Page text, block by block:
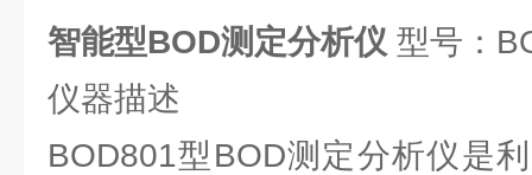
智能型BOD测定分析仪 型号：
仪器描述
BOD801型BOD测定分析仪是